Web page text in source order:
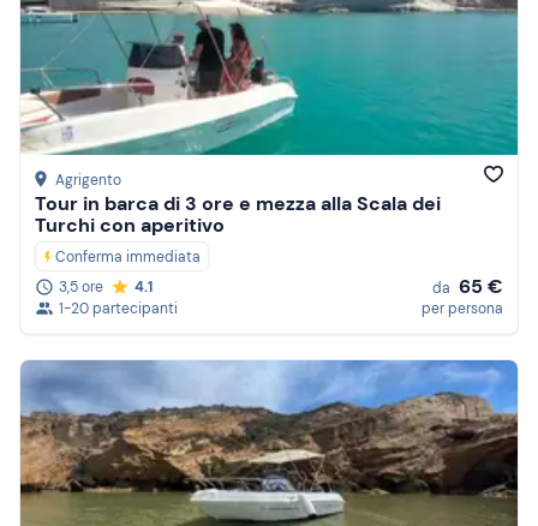
Prezzo (crescente)
Prezzo (decrescente)
Recensioni
Agrigento
Tour in barca di 3 ore e mezza alla Scala dei
Turchi con aperitivo
Conferma immediata
3,5 ore
4.1
1-20 partecipanti
da 65 €
per persona